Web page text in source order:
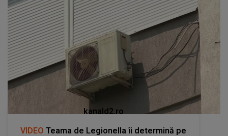
kanald2.ro
VIDEO Teama de Legionella îi determină pe